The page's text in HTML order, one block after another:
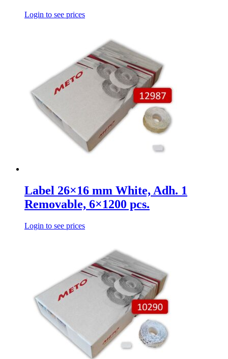
Login to see prices
Label 26×16 mm White, Adh. 1
Removable, 6×1200 pcs.
Login to see prices